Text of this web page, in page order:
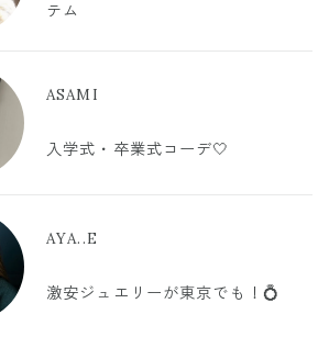
テム
ASAMI
入学式・卒業式コーデ🤍
AYA..E
激安ジュエリーが東京でも！💍